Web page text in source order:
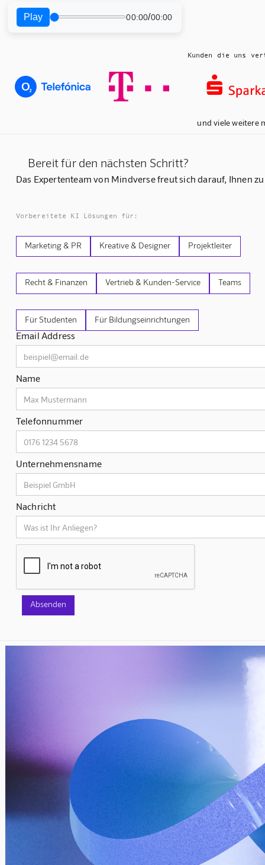
Play 00:00/00:00
Kunden die uns
und viele weitere
Bereit für den nächsten Schritt?
Das Expertenteam von Mindverse freut sich darauf, Ihnen
Vorbereitete KI Lösungen für:
Marketing & PR Kreative & Designer Projektleiter
Recht & Finanzen Vertrieb & Kunden-Service Teams
Für Studenten Für Bildungseinrichtungen
Email Address
Name
Telefonnummer
Unternehmensname
Nachricht